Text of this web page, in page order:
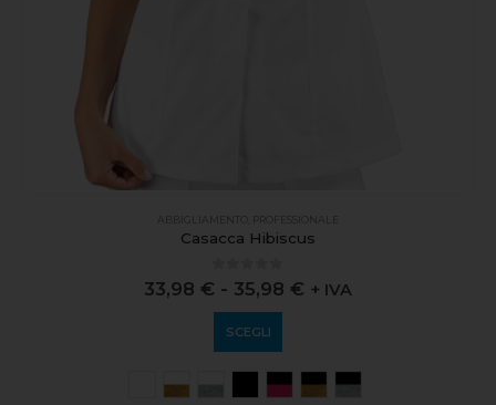
ABBIGLIAMENTO PROFESSIONALE
Casacca Hibiscus
0 out of 5
33,98 € - 35,98 € + IVA
SCEGLI